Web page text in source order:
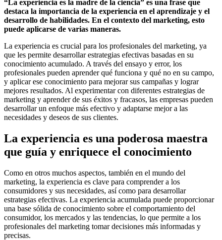
“La experiencia es la madre de la ciencia” es una frase que
destaca la importancia de la experiencia en el aprendizaje y el
desarrollo de habilidades. En el contexto del marketing, esto
puede aplicarse de varias maneras.
La experiencia es crucial para los profesionales del marketing, ya
que les permite desarrollar estrategias efectivas basadas en su
conocimiento acumulado. A través del ensayo y error, los
profesionales pueden aprender qué funciona y qué no en su campo,
y aplicar ese conocimiento para mejorar sus campañas y lograr
mejores resultados. Al experimentar con diferentes estrategias de
marketing y aprender de sus éxitos y fracasos, las empresas pueden
desarrollar un enfoque más efectivo y adaptarse mejor a las
necesidades y deseos de sus clientes.
La experiencia es una poderosa maestra
que guía y enriquece el conocimiento
Como en otros muchos aspectos, también en el mundo del
marketing, la experiencia es clave para comprender a los
consumidores y sus necesidades, así como para desarrollar
estrategias efectivas. La experiencia acumulada puede proporcionar
una base sólida de conocimiento sobre el comportamiento del
consumidor, los mercados y las tendencias, lo que permite a los
profesionales del marketing tomar decisiones más informadas y
precisas.